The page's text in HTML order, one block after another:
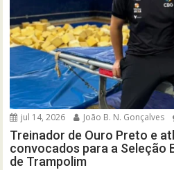
jul 14, 2026 João B. N. Gonçalves
Treinador de Ouro Preto e
convocados para a Seleção
de Trampolim